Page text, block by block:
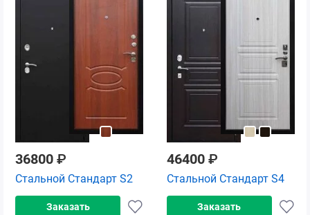
36800 ₽
Стальной Стандарт S2
Заказать
46400 ₽
Стальной Стандарт S4
Заказать